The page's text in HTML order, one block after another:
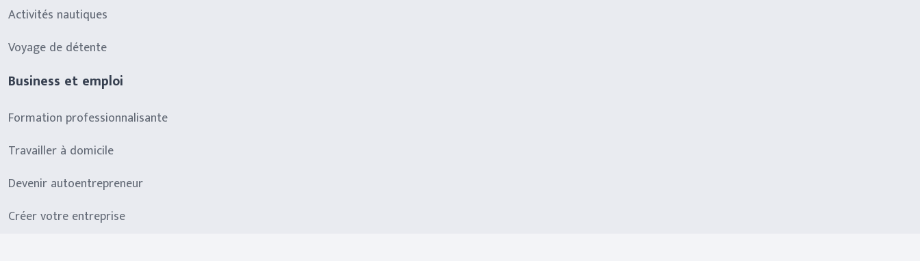
Activités nautiques
Voyage de détente
Business et emploi
Formation professionnalisante
Travailler à domicile
Devenir autoentrepreneur
Créer votre entreprise